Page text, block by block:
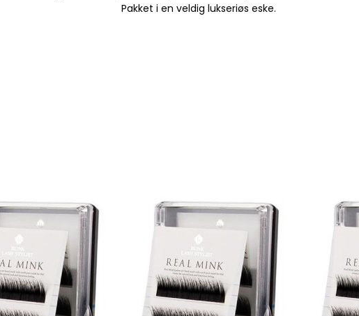
Pakket i en veldig lukseriøs eske.